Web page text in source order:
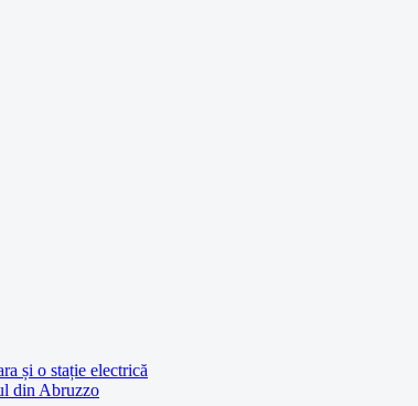
și o stație electrică
din Abruzzo